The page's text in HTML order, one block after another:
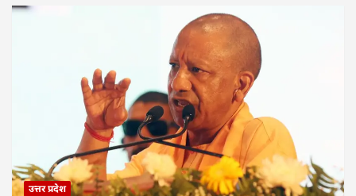
उत्तर प्रदेश